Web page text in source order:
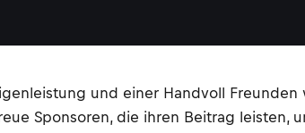
und einer Handvoll
Sponsoren, die ihren Beitrag leisten,